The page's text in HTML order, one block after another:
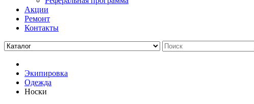
Акции
Ремонт
Контакты
Экипировка
Одежда
Носки